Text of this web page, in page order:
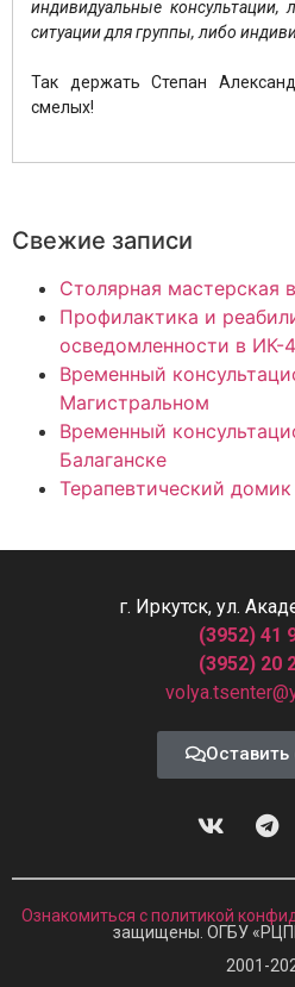
индивидуальные консультации,
ситуации для группы, либо
Так держать Степан
смелых!
Свежие записи
Столярная мастерская
Профилактика и
осведомленности в ИК-4
Временный
Магистральном
Временный
Балаганске
Терапевтический
г. Иркутск, ул.
(3952) 41
(3952) 20
Оставить
Ознакомиться с политикой
защищены. ОГБУ
2001-